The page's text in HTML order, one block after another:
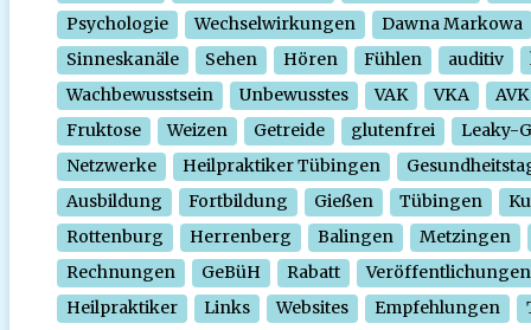
Psychologie
Wechselwirkungen
Dawna Markowa
Sinneskanäle
Sehen Hören Fühlen auditiv
Wachbewusstsein
Unbewusstes VAK VKA
AVK
Fruktose
Weizen Getreide glutenfrei
Leaky-
Netzwerke
Heilpraktiker Tübingen
Ausbildung
Fortbildung Gießen Tübingen
Rottenburg
Herrenberg Balingen
Metzingen
Rechnungen
GeBüH Rabatt
Veröffentlichungen
Heilpraktiker
Links Websites Empfehlungen